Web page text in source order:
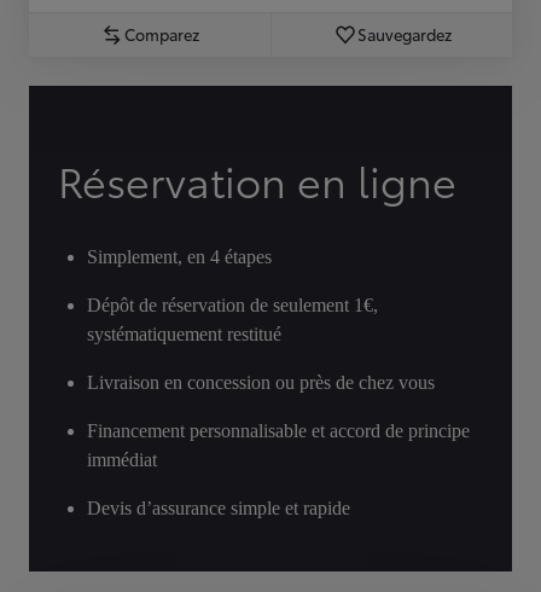
Comparez Sauvegardez
Réservation en ligne
Simplement, en 4 étapes
Dépôt de réservation de seulement 1€,
systématiquement restitué
Livraison en concession ou près de chez vous
Financement personnalisable et accord de principe
immédiat
Devis d’assurance simple et rapide